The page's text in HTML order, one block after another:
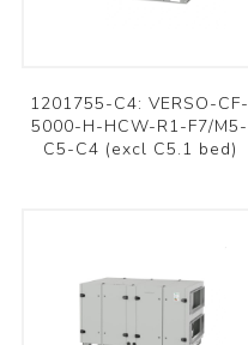
1201755-C4: VERSO-CF-
5000-H-HCW-R1-F7/M5-
C5-C4 (excl C5.1 bed)